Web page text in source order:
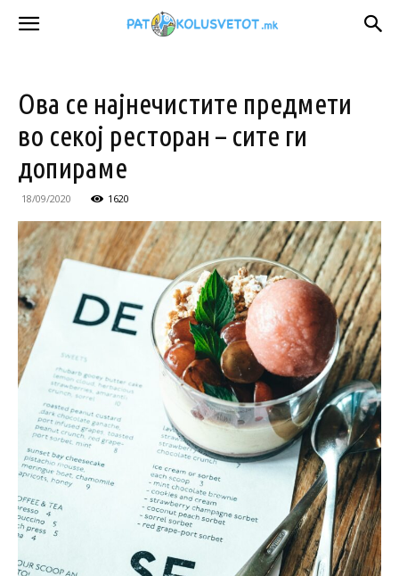
Ова се најнечистите предмети
во секој ресторан – сите ги
допираме
18/09/2020 1620